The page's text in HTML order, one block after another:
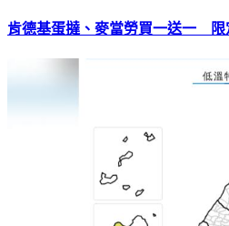
肯德基蛋撻、麥當勞買一送一 限